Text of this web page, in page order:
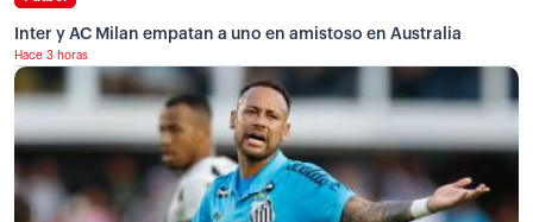
Inter y AC Milan empatan a uno en amistoso en Australia
Hace 3 horas